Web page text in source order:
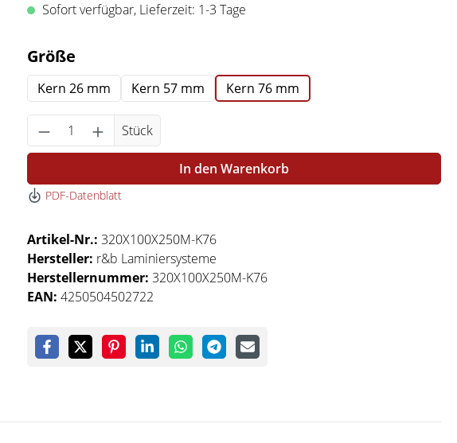
Sofort verfügbar, Lieferzeit: 1-3 Tage
Größe
Kern 26 mm Kern 57 mm Kern 76 mm
Produkt Anzahl: Gib den gewünschten Wert ein
Stück
In den Warenkorb
PDF-Datenblatt
Artikel-Nr.: 320X100X250M-K76
Hersteller: r&b Laminiersysteme
Herstellernummer: 320X100X250M-K76
EAN: 4250504502722